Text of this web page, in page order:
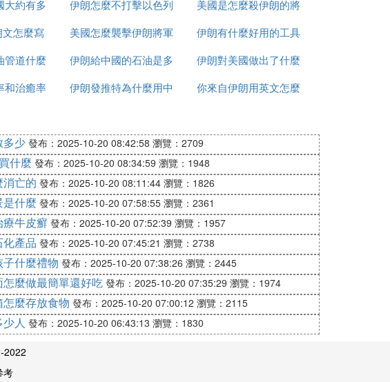
入並不算高。中國人均每年消費支出僅為1470美元，而
拉國、寮國、柬埔寨和越南。
徽省的GDP相當。由於北京市人口不到2000萬，而安
美元，而中國同年的人均GDP為8800美元。目前，中
能超過3000元人民幣被視為高工資。全國平均工資和
元。互聯網工程師的工資才能超過3000元。在伊朗，
活動，可以推測伊朗底層人民的生活更為貧困。由於工
困家庭的生育率反而更高。
報告中指出，在亞洲和太平洋地區，按照人均收入來
相對較低。報告指出，盡管中國經濟增長迅速，但居民
查，重點關注實際人均消費支出的水平，這一指標最能
活水平最高，人均年消費支出達到125303港元(約合160
地區的兩個最大經濟體，但兩國的人均收入並不高。
窮的5個國家分別是尼泊爾、孟加拉國、寮國、柬埔寨
售
麼區別
大約有多
伊朗怎麼不打擊以色列
美國是怎麼殺伊朗的將
軍的
怎麼寫
美國怎麼襲擊伊朗將軍
的
伊朗有什麼好用的工具
管道什麼
完
伊朗給中國的石油是多
少一桶
伊朗對美國做出了什麼
反應
和治癒率
伊朗發推特為什麼用中
你來自伊朗用英文怎麼
多少 發布：2025-10-20 08:42:58 瀏覽：2709
什麼 發布：2025-10-20 08:34:59 瀏覽：1948
亡的 發布：2025-10-20 08:11:44 瀏覽：1826
什麼 發布：2025-10-20 07:58:55 瀏覽：2361
牛皮癬 發布：2025-10-20 07:52:39 瀏覽：1957
產品 發布：2025-10-20 07:45:21 瀏覽：2738
什麼禮物 發布：2025-10-20 07:38:26 瀏覽：2445
麼做最簡單還好吃 發布：2025-10-20 07:35:29 瀏覽：1974
麼存放食物 發布：2025-10-20 07:00:12 瀏覽：2115
人 發布：2025-10-20 06:43:13 瀏覽：1830
2022
考